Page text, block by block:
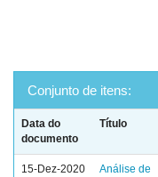
Conjunto de itens:
Data do
documento
Título
15-Dez-2020
Análise de